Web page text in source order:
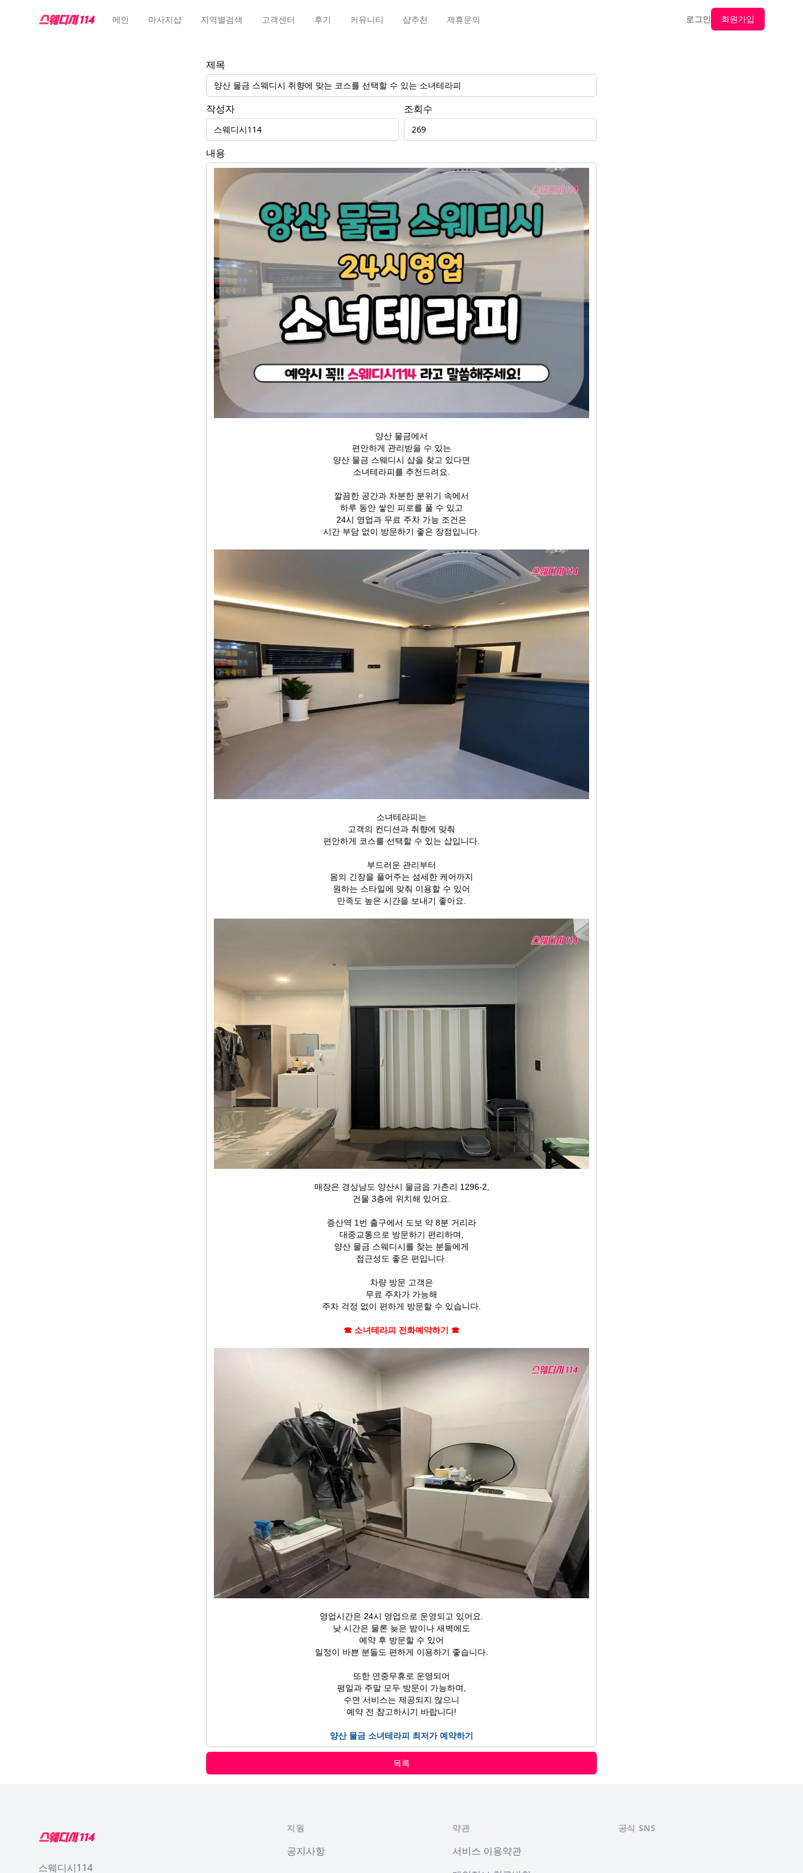
메인 마사지샵 지역별검색 고객센터 후기 커뮤니티 샵추천 제휴문의 로그인 회원가입
제목
양산 물금 스웨디시 취향에 맞는 코스를 선택할 수 있는 소녀테라피
작성자
스웨디시114
조회수
269
내용
양산 물금에서
편안하게 관리받을 수 있는
양산 물금 스웨디시 샵을 찾고 있다면
소녀테라피를 추천드려요.
깔끔한 공간과 차분한 분위기 속에서
하루 동안 쌓인 피로를 풀 수 있고
24시 영업과 무료 주차 가능 조건은
시간 부담 없이 방문하기 좋은 장점입니다.
소녀테라피는
고객의 컨디션과 취향에 맞춰
편안하게 코스를 선택할 수 있는 샵입니다.
부드러운 관리부터
몸의 긴장을 풀어주는 섬세한 케어까지
원하는 스타일에 맞춰 이용할 수 있어
만족도 높은 시간을 보내기 좋아요.
매장은 경상남도 양산시 물금읍 가촌리 1296-2,
건물 3층에 위치해 있어요.
증산역 1번 출구에서 도보 약 8분 거리라
대중교통으로 방문하기 편리하며,
양산 물금 스웨디시를 찾는 분들에게
접근성도 좋은 편입니다.
차량 방문 고객은
무료 주차가 가능해
주차 걱정 없이 편하게 방문할 수 있습니다.
☎ 소녀테라피 전화예약하기 ☎
영업시간은 24시 영업으로 운영되고 있어요.
낮 시간은 물론 늦은 밤이나 새벽에도
예약 후 방문할 수 있어
일정이 바쁜 분들도 편하게 이용하기 좋습니다.
또한 연중무휴로 운영되어
평일과 주말 모두 방문이 가능하며,
수면 서비스는 제공되지 않으니
예약 전 참고하시기 바랍니다!
양산 물금 소녀테라피 최저가 예약하기
목록
스웨디시114
지원
공지사항
약관
서비스 이용약관
공식 SNS